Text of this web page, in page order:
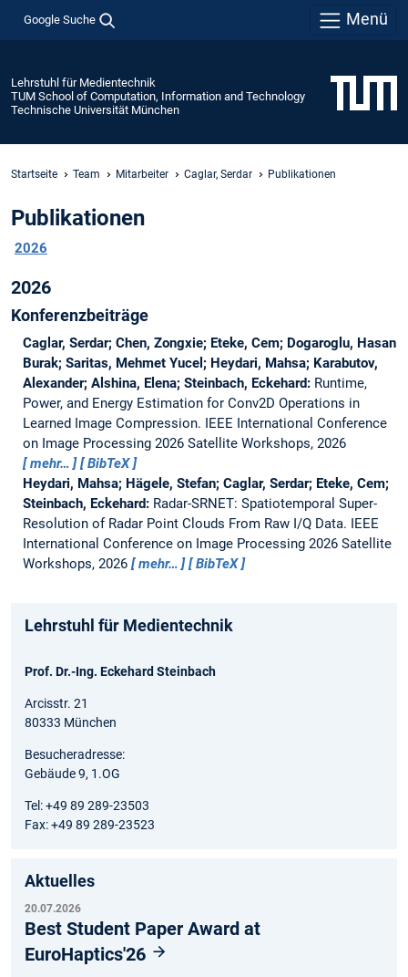
Google Suche Menü
Lehrstuhl für Medientechnik
TUM School of Computation, Information and Technology
Technische Universität München
Startseite Team Mitarbeiter Caglar, Serdar Publikationen
Publikationen
2026
2026
Konferenzbeiträge
Caglar, Serdar; Chen, Zongxie; Eteke, Cem; Dogaroglu, Hasan
Burak; Saritas, Mehmet Yucel; Heydari, Mahsa; Karabutov,
Alexander; Alshina, Elena; Steinbach, Eckehard: Runtime,
Power, and Energy Estimation for Conv2D Operations in
Learned Image Compression. IEEE International Conference
on Image Processing 2026 Satellite Workshops, 2026
mehr…
BibTeX
Heydari, Mahsa; Hägele, Stefan; Caglar, Serdar; Eteke, Cem;
Steinbach, Eckehard: Radar-SRNET: Spatiotemporal Super-
Resolution of Radar Point Clouds From Raw I/Q Data. IEEE
International Conference on Image Processing 2026 Satellite
Workshops, 2026
mehr… BibTeX
Lehrstuhl für Medientechnik
Prof. Dr.-Ing. Eckehard Steinbach
Arcisstr. 21
80333 München
Besucheradresse:
Gebäude 9, 1.OG
Tel: +49 89 289-23503
Fax: +49 89 289-23523
Aktuelles
20.07.2026
Best Student Paper Award at
EuroHaptics'26